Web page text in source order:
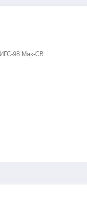
ИГС-98 Мак-СВ